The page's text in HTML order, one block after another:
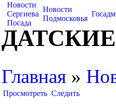
Новости
Сергиева
Посада
Новости
Подмосковья
Главная »
Просмотреть Следить